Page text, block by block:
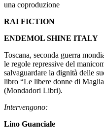
una coproduzione
RAI FICTION
ENDEMOL SHINE ITALY
Toscana, seconda guerra
le regole repressive del
salvaguardare la dignità delle
libro “Le libere donne di
(Mondadori Libri).
Intervengono:
Lino Guanciale